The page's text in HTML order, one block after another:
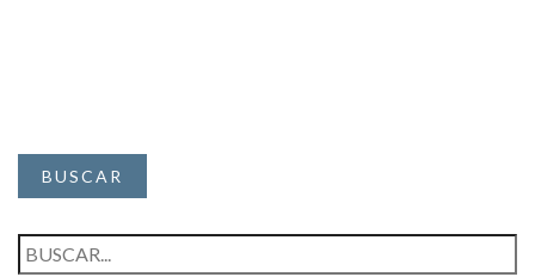
BUSCAR